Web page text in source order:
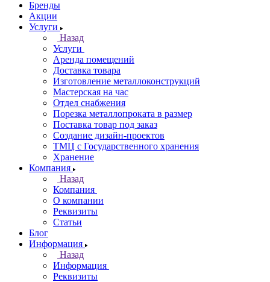
Бренды
Акции
Услуги
Назад
Услуги
Аренда помещений
Доставка товара
Изготовление металлоконструкций
Мастерская на час
Отдел снабжения
Порезка металлопроката в размер
Поставка товар под заказ
Создание дизайн-проектов
ТМЦ с Государственного хранения
Хранение
Компания
Назад
Компания
О компании
Реквизиты
Статьи
Блог
Информация
Назад
Информация
Реквизиты